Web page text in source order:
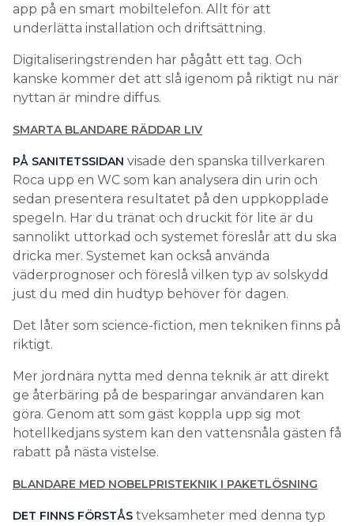
app på en smart mobiltelefon. Allt för att
underlätta installation och driftsättning.
Digitaliseringstrenden har pågått ett tag. Och
kanske kommer det att slå igenom på riktigt nu när
nyttan är mindre diffus.
SMARTA BLANDARE RÄDDAR LIV
PÅ SANITETSSIDAN visade den spanska tillverkaren
Roca upp en WC som kan analysera din urin och
sedan presentera resultatet på den uppkopplade
spegeln. Har du tränat och druckit för lite är du
sannolikt uttorkad och systemet föreslår att du ska
dricka mer. Systemet kan också använda
väderprognoser och föreslå vilken typ av solskydd
just du med din hudtyp behöver för dagen.
Det låter som science-fiction, men tekniken finns på
riktigt.
Mer jordnära nytta med denna teknik är att direkt
ge återbäring på de besparingar användaren kan
göra. Genom att som gäst koppla upp sig mot
hotellkedjans system kan den vattensnåla gästen få
rabatt på nästa vistelse.
BLANDARE MED NOBELPRISTEKNIK I PAKETLÖSNING
DET FINNS FÖRSTÅS tveksamheter med denna typ